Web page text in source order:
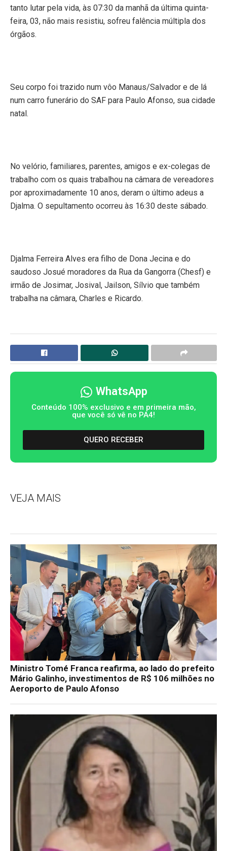
tanto lutar pela vida, às 07:30 da manhã da última quinta-
feira, 03, não mais resistiu, sofreu falência múltipla dos
órgãos.
Seu corpo foi trazido num vôo Manaus/Salvador e de lá
num carro funerário do SAF para Paulo Afonso, sua cidade
natal.
No velório, familiares, parentes, amigos e ex-colegas de
trabalho com os quais trabalhou na câmara de vereadores
por aproximadamente 10 anos, deram o último adeus a
Djalma. O sepultamento ocorreu às 16:30 deste sábado.
Djalma Ferreira Alves era filho de Dona Jecina e do
saudoso Josué moradores da Rua da Gangorra (Chesf) e
irmão de Josimar, Josival, Jailson, Sílvio que também
trabalha na câmara, Charles e Ricardo.
WhatsApp
Conteúdo 100% exclusivo e em primeira mão,
que você só vê no PA4!
QUERO RECEBER
VEJA MAIS
Ministro Tomé Franca reafirma, ao lado do prefeito
Mário Galinho, investimentos de R$ 106 milhões no
Aeroporto de Paulo Afonso